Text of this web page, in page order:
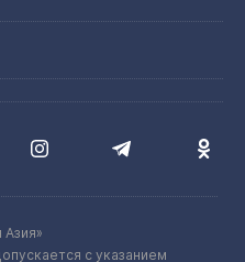
с указанием